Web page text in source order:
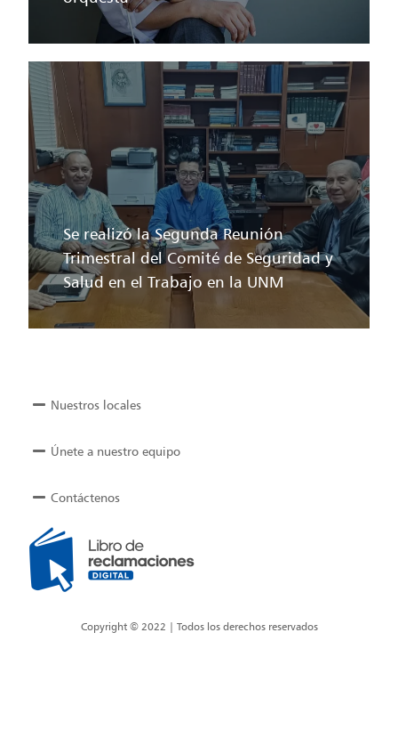
Se realizó la Segunda Reunión
Trimestral del Comité de Seguridad y
Salud en el Trabajo en la UNM
Nuestros locales
Únete a nuestro equipo
Contáctenos
Copyright © 2022 | Todos los derechos reservados